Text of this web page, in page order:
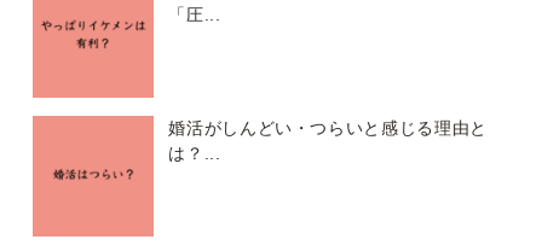
「圧...
婚活がしんどい・つらいと感じる理由と
は？...